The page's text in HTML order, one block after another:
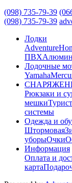
(098) 735-79-39
(098) 735-79-39
Лодки
Adventure
ПВХ
Лодочные
Yamaha
Рюкзаки и
мешки
системы
Одежда и
Штормовая
уборыОчки
Информация
Оплата и
карта